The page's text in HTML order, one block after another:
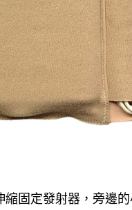
固定發射器，旁邊